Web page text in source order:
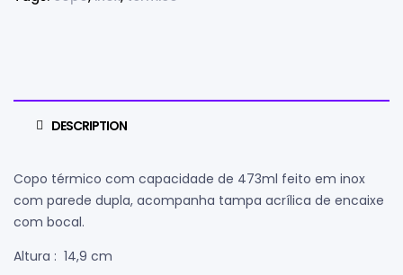
DESCRIPTION
Copo térmico com capacidade de 473ml feito em inox
com parede dupla, acompanha tampa acrílica de encaixe
com bocal.
Altura : 14,9 cm